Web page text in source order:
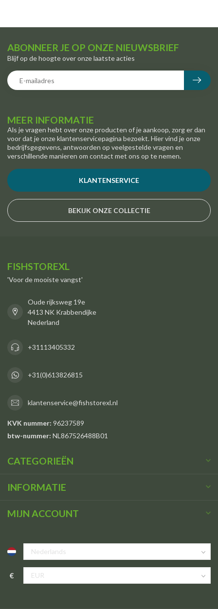
MEER INFORMATIE
Als je vragen hebt over onze producten of je aankoop, zorg er dan
voor dat je onze klantenservicepagina bezoekt. Hier vind je onze
bedrijfsgegevens, antwoorden op veelgestelde vragen en
verschillende manieren om contact met ons op te nemen.
KLANTENSERVICE
BEKIJK ONZE COLLECTIE
ABONNEER JE OP ONZE NIEUWSBRIEF
Blijf op de hoogte over onze laatste acties
FISHSTOREXL
'Voor de mooiste vangst'
Oude rijksweg 19e
4413 NK Krabbendijke
Nederland
+31113405332
+31(0)613826815
klantenservice@fishstorexl.nl
KVK nummer: 96237589
btw-nummer: NL867526488B01
CATEGORIEËN
INFORMATIE
MIJN ACCOUNT
€